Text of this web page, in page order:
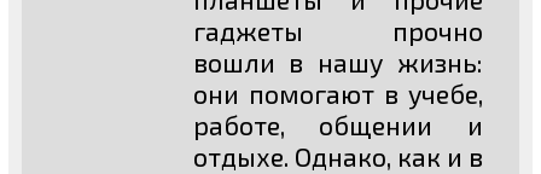
гаджеты прочно
вошли в нашу жизнь:
они помогают в учебе,
работе, общении и
отдыхе. Однако, как и в